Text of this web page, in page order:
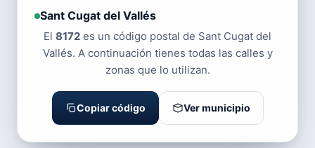
Sant Cugat del Vallés
El 8172 es un código postal de Sant Cugat del
Vallés. A continuación tienes todas las calles y
zonas que lo utilizan.
Copiar código Ver municipio